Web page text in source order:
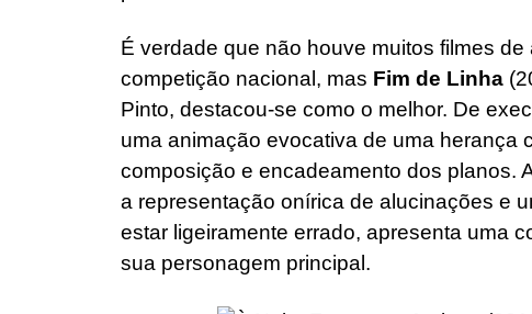
É verdade que não houve muitos filmes
competição nacional, mas Fim de Linha
Pinto, destacou-se como o melhor. De
uma animação evocativa de uma herança
composição e encadeamento dos planos.
a representação onírica de alucinações e
estar ligeiramente errado, apresenta uma
sua personagem principal.